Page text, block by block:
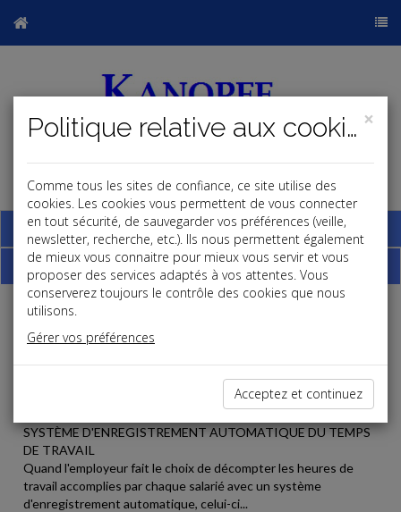
Base documentaire
Dépêches
Liste des dernières dépêches
SYSTÈME D'ENREGISTREMENT AUTOMATIQUE DU TEMPS
DE TRAVAIL
Quand l'employeur fait le choix de décompter les heures de
travail accomplies par chaque salarié avec un système
d'enregistrement automatique, celui-ci...
×
Politique relative aux cookies
Comme tous les sites de confiance, ce site utilise des
cookies. Les cookies vous permettent de vous connecter
en tout sécurité, de sauvegarder vos préférences (veille,
newsletter, recherche, etc.). Ils nous permettent également
de mieux vous connaitre pour mieux vous servir et vous
proposer des services adaptés à vos attentes. Vous
conserverez toujours le contrôle des cookies que nous
utilisons.
Gérer vos préférences
Acceptez et continuez